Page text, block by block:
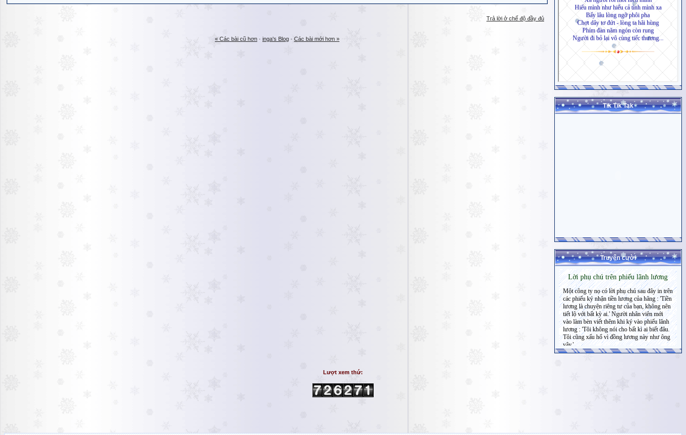
Trả lời ở chế độ đầy đủ
« Các bài cũ hơn · inga's Blog · Các bài mới hơn »
Tik Tik Tak
Truyện cười
Lượt xem thứ: